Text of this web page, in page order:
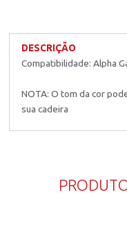
DESCRIÇÃO
Compatibilidade: Alpha
NOTA: O tom da cor
sua cadeira